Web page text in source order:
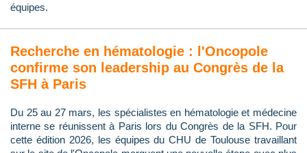
équipes.
Recherche en hématologie : l'Oncopole
confirme son leadership au Congrès de la
SFH à Paris
Du 25 au 27 mars, les spécialistes en hématologie et médecine
interne se réunissent à Paris lors du Congrès de la SFH. Pour
cette édition 2026, les équipes du CHU de Toulouse travaillant